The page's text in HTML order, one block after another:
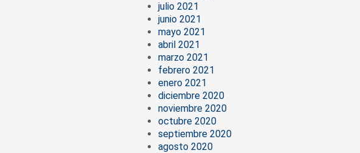
julio 2021
junio 2021
mayo 2021
abril 2021
marzo 2021
febrero 2021
enero 2021
diciembre 2020
noviembre 2020
octubre 2020
septiembre 2020
agosto 2020